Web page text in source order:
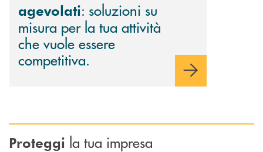
agevolati: soluzioni su
misura per la tua attività
che vuole essere
competitiva.
Proteggi la tua impresa